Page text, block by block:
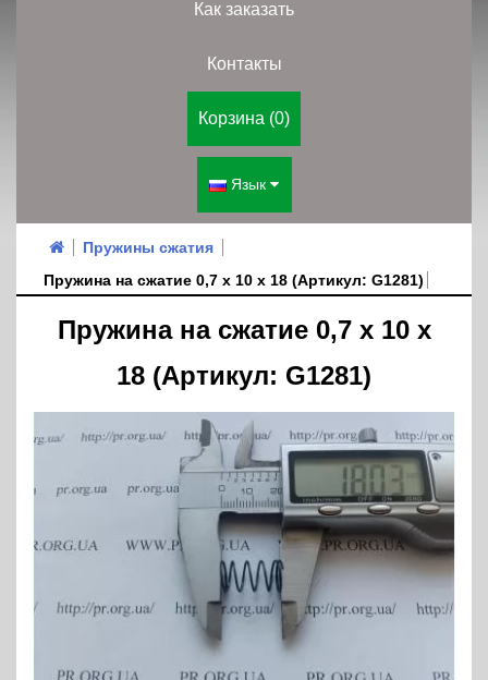
Как заказать
Контакты
Корзина (0)
Язык
Пружины сжатия
Пружина на сжатие 0,7 х 10 х 18 (Артикул: G1281)
Пружина на сжатие 0,7 х 10 х
18 (Артикул: G1281)